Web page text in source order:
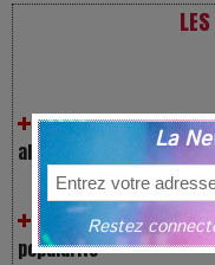
algorithmes
Festivals : pourquoi
popularité
La
Restez